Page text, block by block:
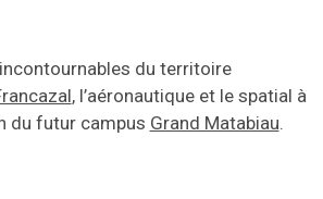
du territoire
, l’aéronautique et le spatial à
du futur campus Grand Matabiau.